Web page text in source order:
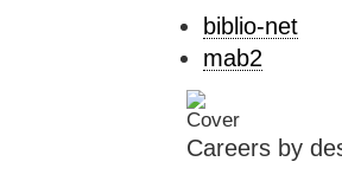
biblio-net
mab2
Careers by